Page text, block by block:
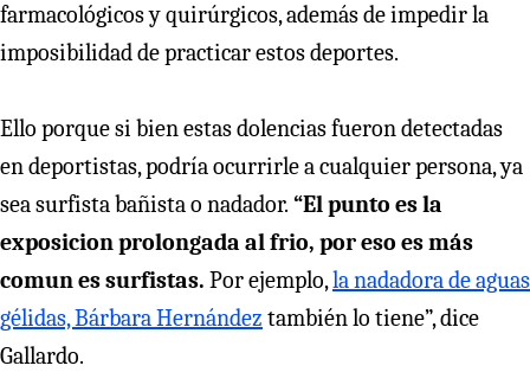
farmacológicos y quirúrgicos, además de impedir la
imposibilidad de practicar estos deportes.
Ello porque si bien estas dolencias fueron detectadas
en deportistas, podría ocurrirle a cualquier persona, ya
sea surfista bañista o nadador. “El punto es la
exposicion prolongada al frio, por eso es más
comun es surfistas. Por ejemplo,la nadadora de aguas
gélidas, Bárbara Hernández también lo tiene”, dice
Gallardo.